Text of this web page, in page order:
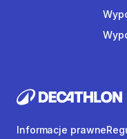
Informacje prawne